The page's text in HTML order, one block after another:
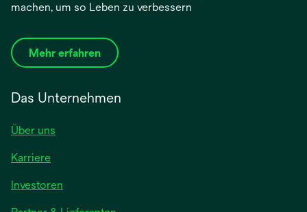
machen, um so Leben zu verbessern
Mehr erfahren
Das Unternehmen
Über uns
Karriere
Investoren